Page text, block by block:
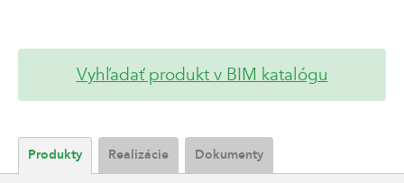
Vyhľadať produkt v BIM katalógu
Produkty Realizácie Dokumenty